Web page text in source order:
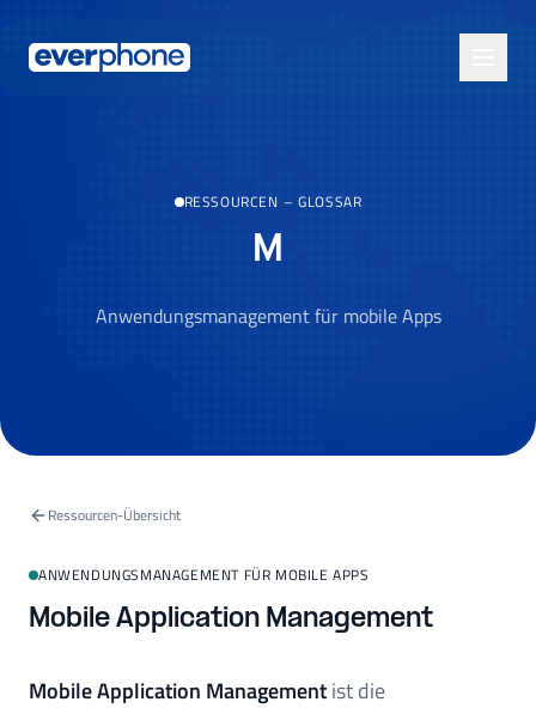
RESSOURCEN – GLOSSAR
M
Anwendungsmanagement für mobile Apps
Ressourcen-Übersicht
ANWENDUNGSMANAGEMENT FÜR MOBILE APPS
Mobile Application Management
Mobile Application Managementist die